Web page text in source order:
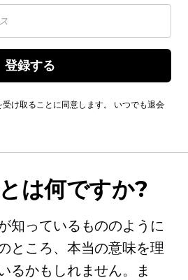
け取ることに同意します。 いつでも退会
は何ですか?
知っているもののように
ところ、本当の意味を理
るかもしれません。ま